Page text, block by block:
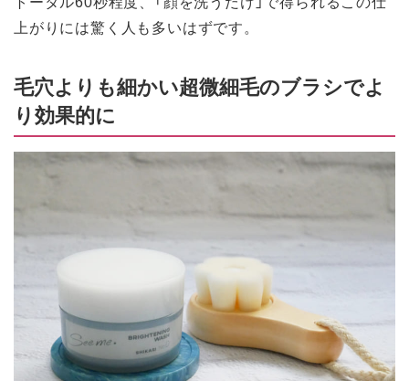
上がりには驚く人も多いはずです。
毛穴よりも細かい超微細毛のブラシでよ
り効果的に